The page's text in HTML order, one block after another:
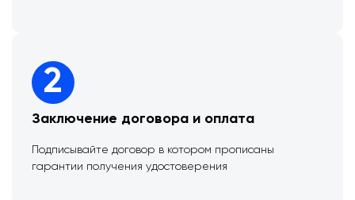
2
Заключение договора и оплата
Подписывайте договор в котором прописаны
гарантии получения удостоверения